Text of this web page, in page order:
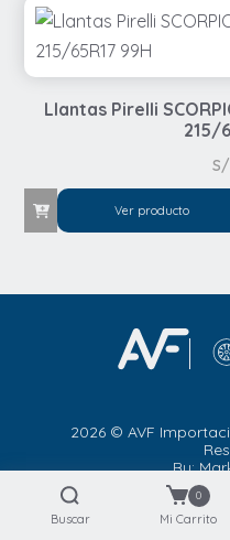
Buscar
0
Mi Carrito
Llantas Pirelli
215/
S/
Ver producto
2026 © AVF
By: